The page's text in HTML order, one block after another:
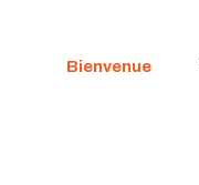
Bienvenue